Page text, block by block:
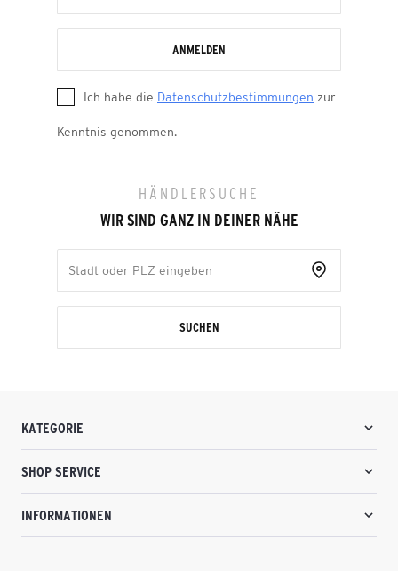
ANMELDEN
Ich habe die Datenschutzbestimmungen zur
Kenntnis genommen.
HÄNDLERSUCHE
WIR SIND GANZ IN DEINER NÄHE
SUCHEN
KATEGORIE
SHOP SERVICE
INFORMATIONEN